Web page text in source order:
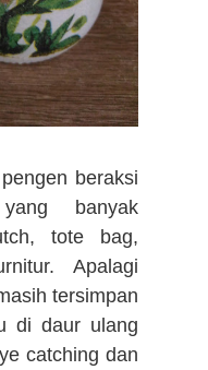
beraksi
banyak
tote bag,
Apalagi
tersimpan
di daur ulang
catching dan